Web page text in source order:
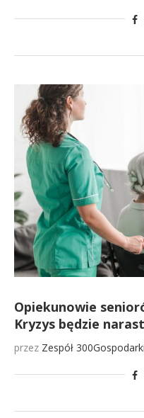
Opiekunowie
Kryzys będzie
przez Zespół 300Gospodarki